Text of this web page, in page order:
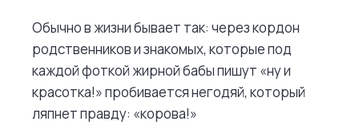
Обычно в жизни бывает так: через кордон
родственников и знакомых, которые под
каждой фоткой жирной бабы пишут «ну и
красотка!» пробивается негодяй, который
ляпнет правду: «корова!»